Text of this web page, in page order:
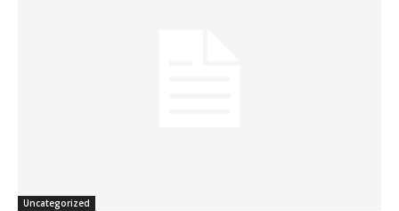
Uncategorized